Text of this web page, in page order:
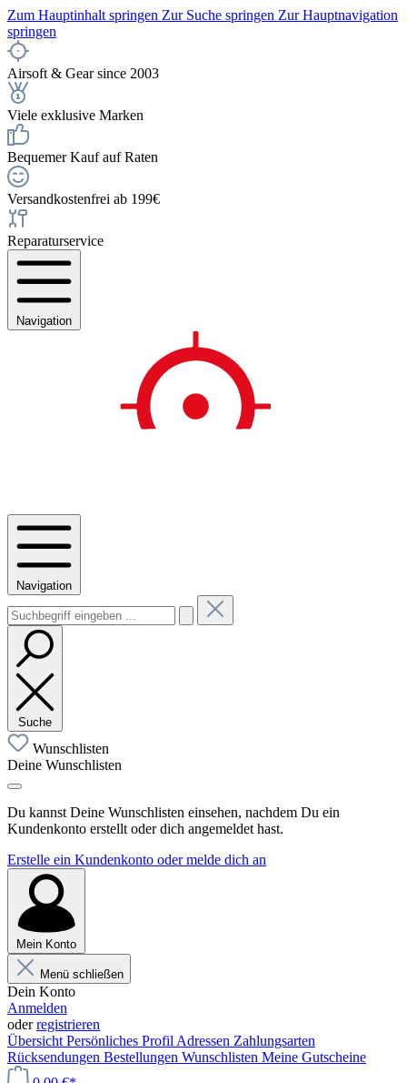
Zum Hauptinhalt springen Zur Suche springen Zur Hauptnavigation
springen
Airsoft & Gear since 2003
Viele exklusive Marken
Bequemer Kauf auf Raten
Versandkostenfrei ab 199€
Reparaturservice
Navigation
Navigation
Suche
Wunschlisten
Deine Wunschlisten
Du kannst Deine Wunschlisten einsehen, nachdem Du ein
Kundenkonto erstellt oder dich angemeldet hast.
Erstelle ein Kundenkonto oder melde dich an
Mein Konto
Menü schließen
Dein Konto
Anmelden
oderregistrieren
Übersicht Persönliches Profil Adressen Zahlungsarten
Rücksendungen Bestellungen Wunschlisten Meine Gutscheine